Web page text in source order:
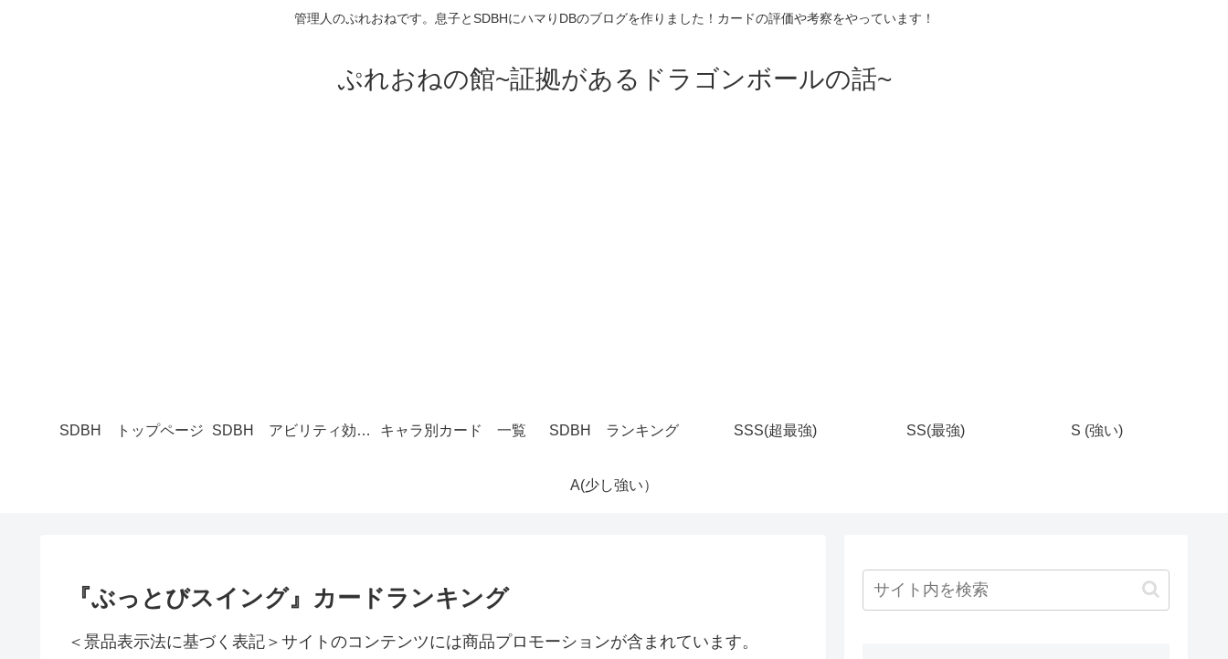
管理人のぷれおねです。息子とSDBHにハマりDBのブログを作りました！カードの評価や考察をやっています！
ぷれおねの館~証拠があるドラゴンボールの話~
SDBH トップページ SDBH アビリティ効果一覧 キャラ別カード 一覧 SDBH ランキング SSS(超最強) SS(最強) S (強い)
A(少し強い）
『ぶっとびスイング』カードランキング
＜景品表示法に基づく表記＞サイトのコンテンツには商品プロモーションが含まれています。